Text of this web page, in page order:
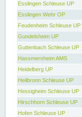
Esslingen Schleuse UP
Esslingen Wehr OP
Feudenheim Schleuse UP
Gundelsheim UP
Guttenbach Schleuse UP
Hassmersheim AMS
Heidelberg UP
Heilbronn Schleuse UP
Hessigheim Schleuse UP
Hirschhorn Schleuse UP
Hofen Schleuse UP